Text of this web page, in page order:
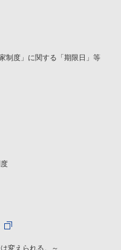
制度」に関する「期限日」等
変えられる。～